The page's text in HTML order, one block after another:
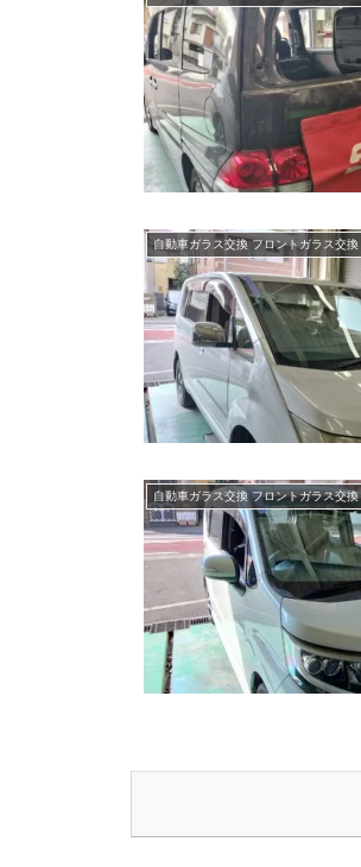
自動車ガラス交換 フロントガラス交換
自動車ガラス交換 フロントガラス交換